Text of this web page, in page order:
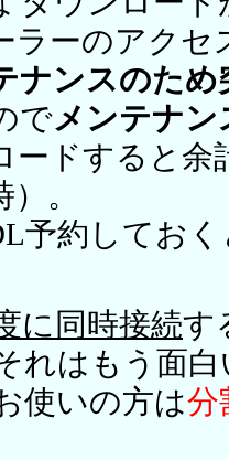
ラーのアクセ
ナンスのため
でメンテナ
ードすると余
。
予約してお
に同時接続す
れはもう面
使いの方は分